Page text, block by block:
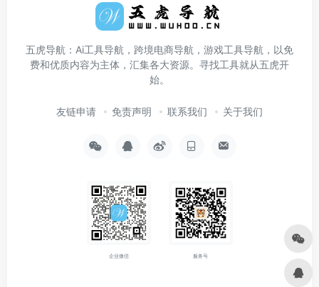
五虎导航：Ai工具导航，跨境电商导航，游戏工具导航，以免
费和优质内容为主体，汇集各大资源。寻找工具就从五虎开
始。
友链申请 免责声明 联系我们 关于我们
企业微信 服务号